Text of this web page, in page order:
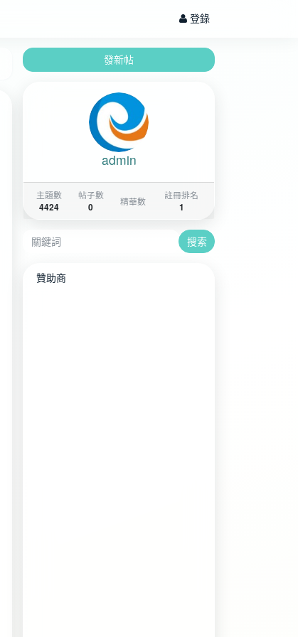
登錄
發新帖
admin
主題數
4424
帖子數
0
精華數
註冊排名
1
搜索
贊助商